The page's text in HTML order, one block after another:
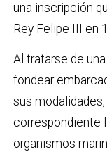
una inscripción
Rey Felipe III en
Al tratarse de
fondear
sus
correspondiente
organismos